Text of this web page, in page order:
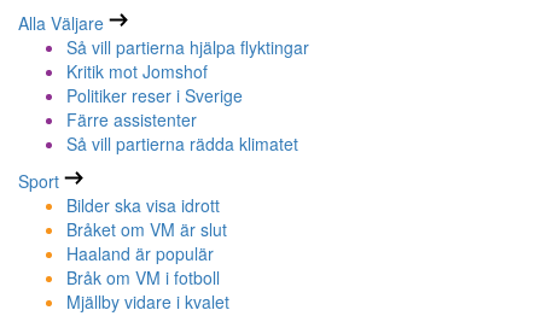
Alla Väljare
Så vill partierna hjälpa flyktingar
Kritik mot Jomshof
Politiker reser i Sverige
Färre assistenter
Så vill partierna rädda klimatet
Sport
Bilder ska visa idrott
Bråket om VM är slut
Haaland är populär
Bråk om VM i fotboll
Mjällby vidare i kvalet